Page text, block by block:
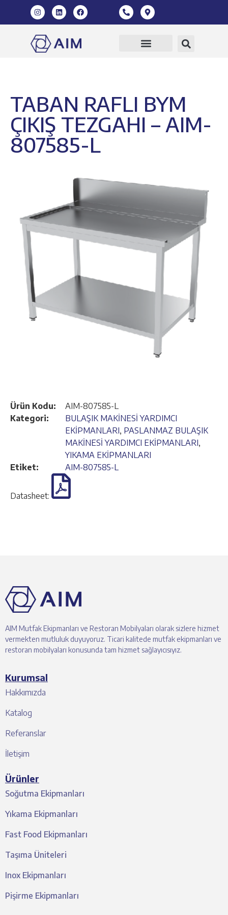
TABAN RAFLI BYM
ÇIKIŞ TEZGAHI – AIM-
807585-L
Ürün Kodu:
AIM-807585-L
Kategori:
BULAŞIK MAKİNESİ YARDIMCI
EKİPMANLARI, PASLANMAZ BULAŞIK
MAKİNESİ YARDIMCI EKİPMANLARI,
YIKAMA EKİPMANLARI
Etiket:
AIM-807585-L
Datasheet:
AIM Mutfak Ekipmanları ve Restoran Mobilyaları olarak sizlere hizmet
vermekten mutluluk duyuyoruz. Ticari kalitede mutfak ekipmanları ve
restoran mobilyaları konusunda tam hizmet sağlayıcısıyız.
Kurumsal
Hakkımızda
Katalog
Referanslar
İletişim
Ürünler
Soğutma Ekipmanları
Yıkama Ekipmanları
Fast Food Ekipmanları
Taşıma Üniteleri
Inox Ekipmanları
Pişirme Ekipmanları